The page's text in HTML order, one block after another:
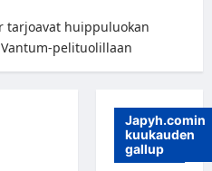
tarjoavat huippuluokan
pelituolillaan
Japyh.comin
kuukauden
gallup